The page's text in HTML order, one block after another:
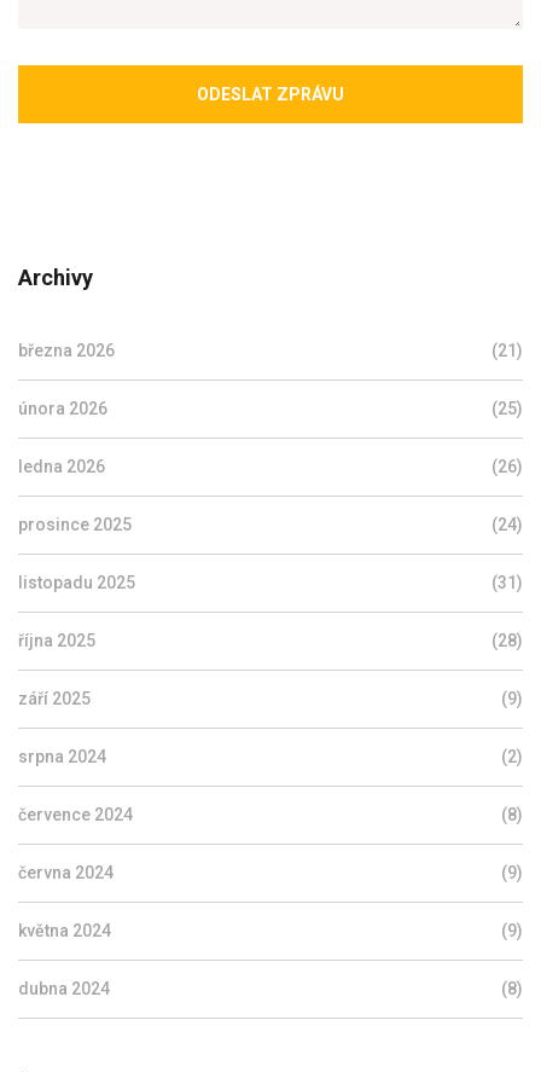
ODESLAT ZPRÁVU
Archivy
března 2026 (21)
února 2026 (25)
ledna 2026 (26)
prosince 2025 (24)
listopadu 2025 (31)
října 2025 (28)
září 2025 (9)
srpna 2024 (2)
července 2024 (8)
června 2024 (9)
května 2024 (9)
dubna 2024 (8)